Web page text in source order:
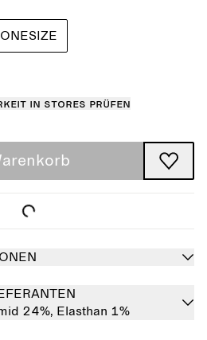
ONESIZE
in Stores prüfen
24%, Elasthan 1%